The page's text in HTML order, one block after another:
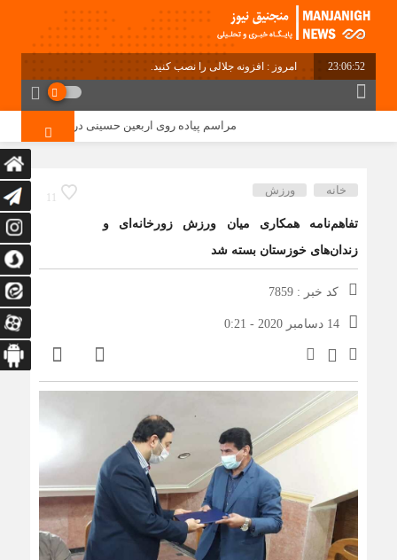
23:06:53 امروز : افزونه جلالی را نصب کنید.
مراسم پیاده روی اربعین حسینی در دهستان منگشت
11
خانه ورزش
تفاهم‌نامه همکاری میان ورزش زورخانه‌ای و
زندان‌های خوزستان بسته شد
کد خبر : 7859
14 دسامبر 2020 - 0:21